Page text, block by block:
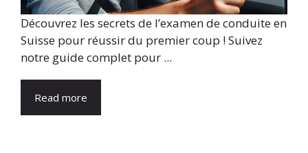
Découvrez les secrets de l’examen de conduite en
Suisse pour réussir du premier coup ! Suivez
notre guide complet pour ...
Read more